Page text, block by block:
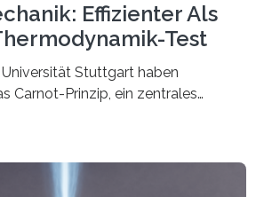
Effizienter Als
Test
Stuttgart haben
Carnot-Prinzip, ein zentrales
Atomen gilt, deren physikalische